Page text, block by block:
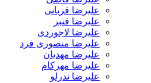
علیرضا قربانی
علیرضا قنبر
علیرضا لاجوردی
علیرضا منصوری فرد
علیرضا مهدیان
علیرضا مهرکام
علیرضا ندرلو